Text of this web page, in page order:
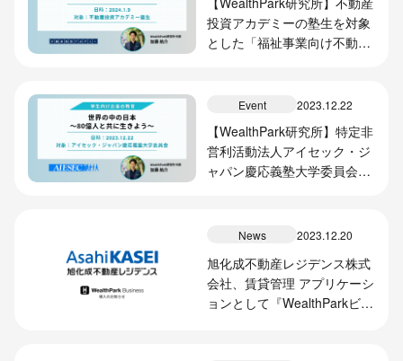
投資アカデミーの塾生を対象
とした「福祉事業向け不動
Event 2023.12.22
【WealthPark研究所】特定非
営利活動法人アイセック・ジ
ャパン慶応義塾大学委員会の
News 2023.12.20
旭化成不動産レジデンス株式
会社、賃貸管理 アプリケーシ
ョンとして『WealthParkビジ